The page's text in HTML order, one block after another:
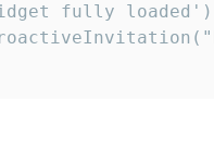
fully